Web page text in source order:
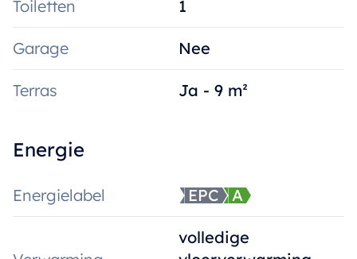
Toiletten 1
Garage Nee
Terras Ja - 9 m²
Energie
Energielabel EPC A
volledige